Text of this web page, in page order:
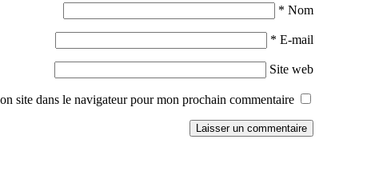
Nom
*
E-mail
*
Site web
site dans le navigateur pour mon prochain commentaire.